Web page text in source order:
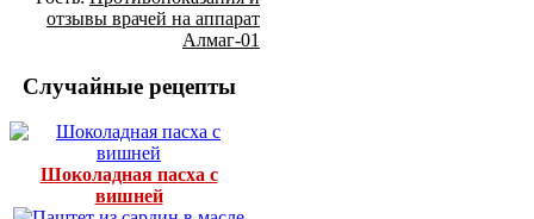
отзывы врачей на аппарат
Алмаг-01
Случайные рецепты
Шоколадная пасха с
вишней